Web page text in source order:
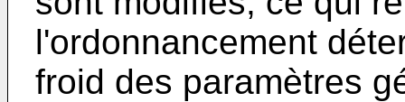
l'ordonnancement
froid des paramètres